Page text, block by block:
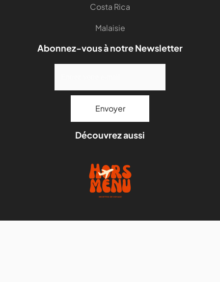
Costa Rica
Malaisie
Abonnez-vous à notre Newsletter
Découvrez aussi